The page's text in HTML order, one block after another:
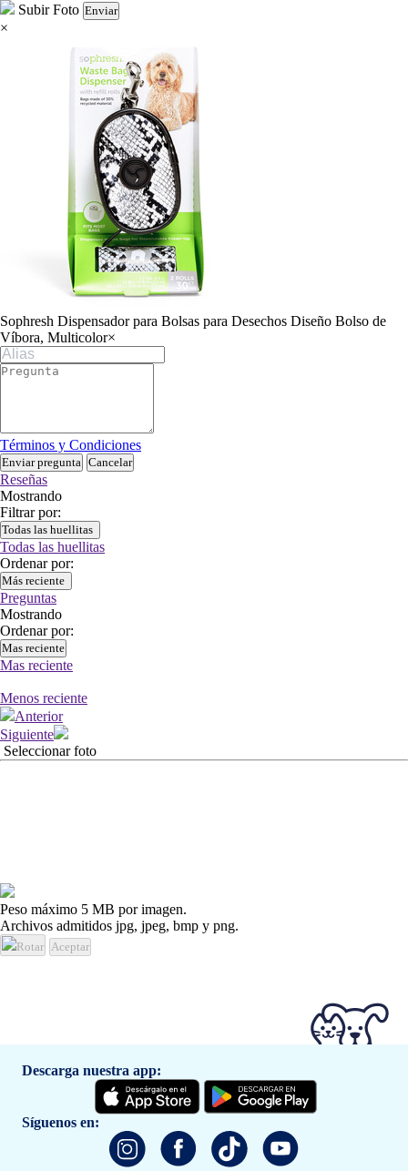
Subir Foto Enviar
×
Sophresh Dispensador para Bolsas para Desechos Diseño Bolso de
Víbora, Multicolor×
Términos y Condiciones
Enviar pregunta Cancelar
Reseñas
Mostrando
Filtrar por:
Todas las huellitas
Todas las huellitas
Ordenar por:
Más reciente
Preguntas
Mostrando
Ordenar por:
Mas reciente
Mas reciente
Menos reciente
Anterior
Siguiente
Seleccionar foto
Peso máximo 5 MB por imagen.
Archivos admitidos jpg, jpeg, bmp y png.
Rotar Aceptar
Descarga nuestra app:
Síguenos en: